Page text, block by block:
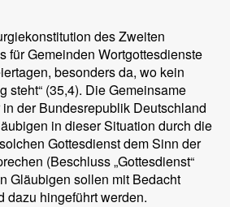
des Zweiten
für Gemeinden Wortgottesdienste
besonders da, wo kein
steht“ (35,4). Die Gemeinsame
der Bundesrepublik Deutschland
in dieser Situation durch die
Gottesdienst dem Sinn der
(Beschluss „Gottesdienst“
Gläubigen sollen mit Bedacht
dazu hingeführt werden.